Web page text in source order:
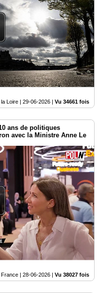
Loire | 29-06-2026 | Vu 34661 fois
ans de politiques
avec la Ministre Anne Le
France | 28-06-2026 Vu 38027 fois